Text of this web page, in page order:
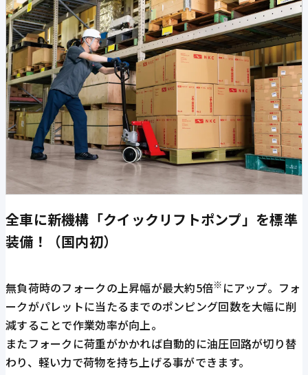
全車に新機構「クイックリフトポンプ」を標準
装備！（国内初）
無負荷時のフォークの上昇幅が最大約5倍※ にアップ。フォ
ークがパレットに当たるまでのポンピング回数を大幅に削
減することで作業効率が向上。
またフォークに荷重がかかれば自動的に油圧回路が切り替
わり、軽い力で荷物を持ち上げる事ができます。